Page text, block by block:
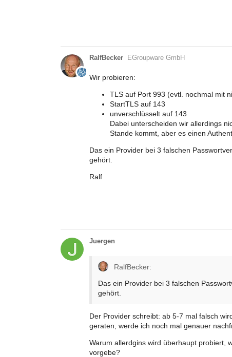
RalfBecker EGroupware GmbH
Wir probieren:
TLS auf Port 993 (evtl. nochmal mit
StartTLS auf 143
unverschlüsselt auf 143
Dabei unterscheiden wir allerdings
Stande kommt, aber es einen
Das ein Provider bei 3 falschen
gehört.
Ralf
Juergen
RalfBecker:
Das ein Provider bei 3 falschen
gehört.
Der Provider schreibt: ab 5-7 mal falsch
geraten, werde ich noch mal genauer
Warum allerdgins wird überhaupt probiert,
vorgebe?